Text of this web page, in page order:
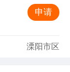
申请
溧阳市区